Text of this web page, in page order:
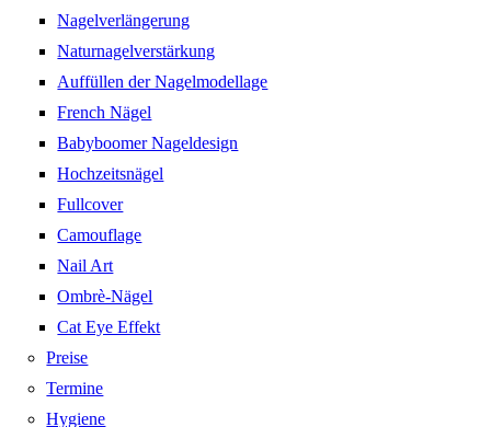
Nagelverlängerung
Naturnagelverstärkung
Auffüllen der Nagelmodellage
French Nägel
Babyboomer Nageldesign
Hochzeitsnägel
Fullcover
Camouflage
Nail Art
Ombrè-Nägel
Cat Eye Effekt
Preise
Termine
Hygiene